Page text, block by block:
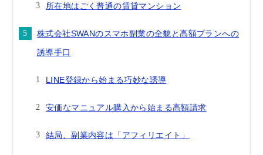
所在地はごく普通の賃貸マンション
株式会社SWANのスマホ副業の全貌と高額プランへの
誘導手口
LINE登録から始まる巧妙な誘導
安価なマニュアル購入から始まる高額請求
結局、副業内容は「アフィリエイト」